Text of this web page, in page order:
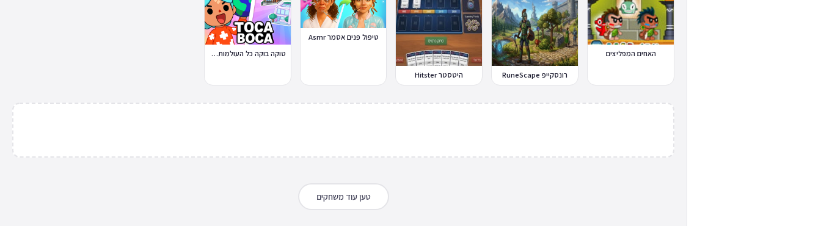
האחים המפליצים
רונסקייפ RuneScape היטסטר Hitster
טיפול פנים אסמר Asmr
טוקה בוקה כל העולמות בחינם
טען עוד משחקים